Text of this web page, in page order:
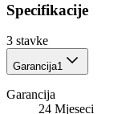
Specifikacije
3 stavke
Garancija1
Garancija
24 Mjeseci